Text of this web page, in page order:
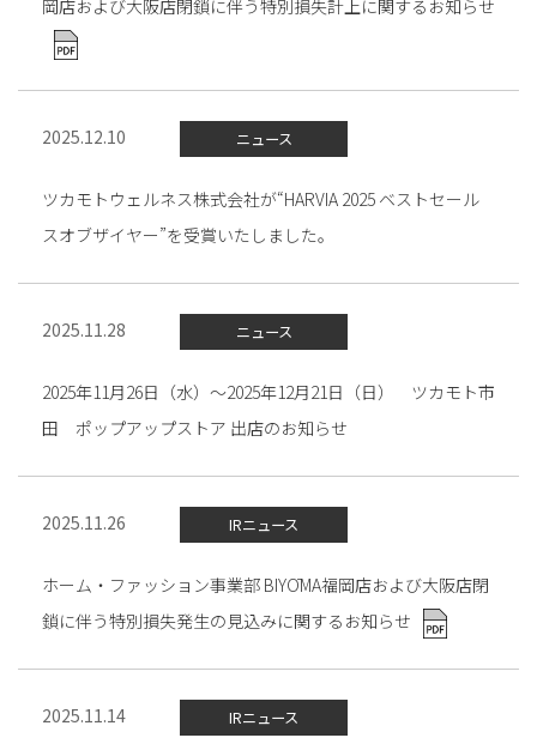
岡店および大阪店閉鎖に伴う特別損失計上に関するお知らせ
2025.12.10 ニュース
ツカモトウェルネス株式会社が“HARVIA 2025 ベストセール
スオブザイヤー”を受賞いたしました。
2025.11.28 ニュース
2025年11月26日（水）～2025年12月21日（日） ツカモト市
田 ポップアップストア 出店のお知らせ
2025.11.26 IRニュース
ホーム・ファッション事業部 BIYŌMA福岡店および大阪店閉
鎖に伴う特別損失発生の見込みに関するお知らせ
2025.11.14 IRニュース